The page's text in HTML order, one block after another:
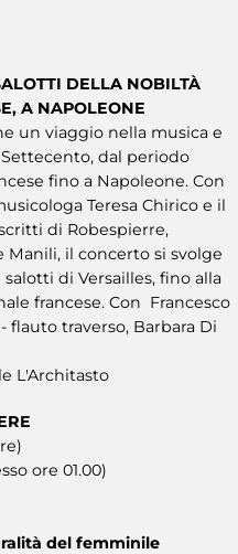
DELLA NOBILTÀ
A NAPOLEONE
un viaggio nella musica e
dal periodo
fino a Napoleone. Con
Teresa Chirico e il
di Robespierre,
il concerto si svolge
di Versailles, fino alla
francese. Con Francesco
flauto traverso, Barbara Di
L'Architasto
ore 01.00)
del femminile